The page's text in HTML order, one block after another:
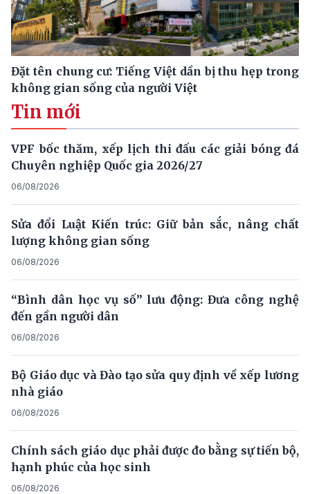
Đặt tên chung cư: Tiếng Việt dần bị thu hẹp trong
không gian sống của người Việt
Tin mới
VPF bốc thăm, xếp lịch thi đấu các giải bóng đá
Chuyên nghiệp Quốc gia 2026/27
06/08/2026
Sửa đổi Luật Kiến trúc: Giữ bản sắc, nâng chất
lượng không gian sống
06/08/2026
“Bình dân học vụ số” lưu động: Đưa công nghệ
đến gần người dân
06/08/2026
Bộ Giáo dục và Đào tạo sửa quy định về xếp lương
nhà giáo
06/08/2026
Chính sách giáo dục phải được đo bằng sự tiến bộ,
hạnh phúc của học sinh
06/08/2026